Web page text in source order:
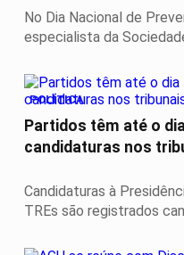
No Dia Nacional de
especialista da
POLÍTICA
Partidos têm até o
candidaturas nos
Candidaturas à
TREs são registrados